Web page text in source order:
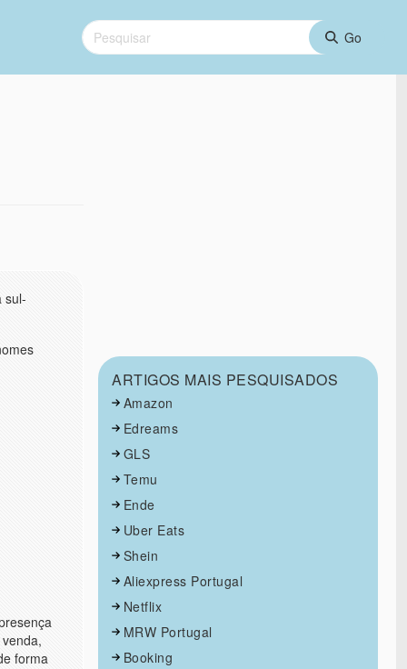
sul-
forma
ARTIGOS MAIS PESQUISADOS
Amazon
Edreams
GLS
Temu
Ende
Uber Eats
Shein
Aliexpress Portugal
Netflix
MRW Portugal
Booking